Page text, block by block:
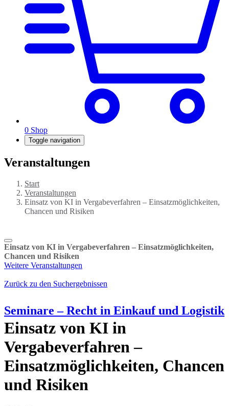
0 Shop
Toggle navigation
Veranstaltungen
Start
Veranstaltungen
Einsatz von KI in Vergabeverfahren – Einsatzmöglichkeiten,
Chancen und Risiken
Einsatz von KI in Vergabeverfahren – Einsatzmöglichkeiten,
Chancen und Risiken
Weitere Veranstaltungen
Zurück zu den Suchergebnissen
Seminare – Recht in Einkauf und Logistik
Einsatz von KI in
Vergabeverfahren –
Einsatzmöglichkeiten, Chancen
und Risiken